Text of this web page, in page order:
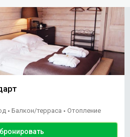
• Балкон/терраса • Отопление